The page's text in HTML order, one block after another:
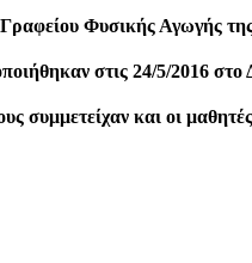
Γραφείου Φυσικής Αγωγής
στις 24/5/2016
συμμετείχαν και οι